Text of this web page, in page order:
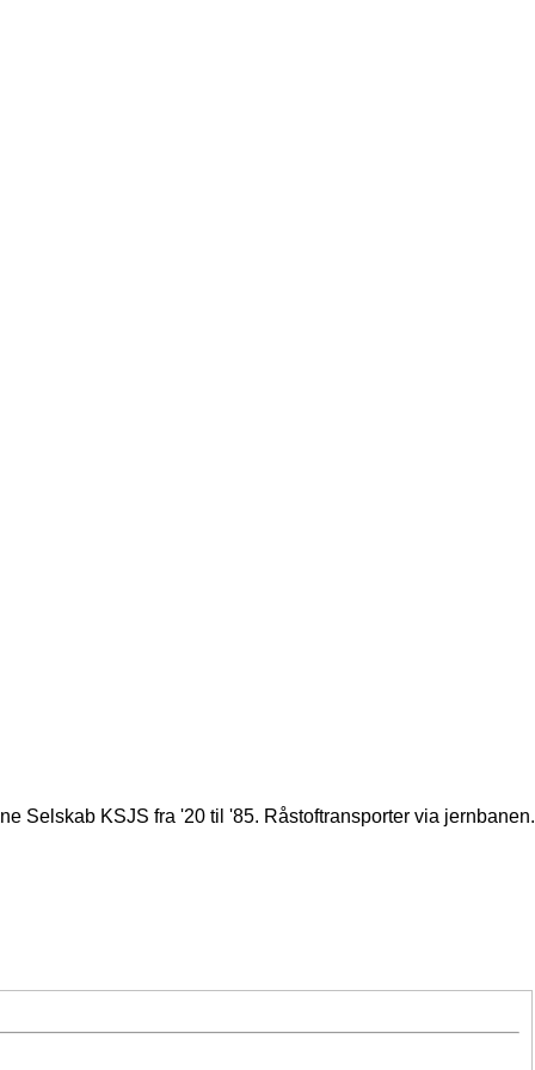
Selskab KSJS fra '20 til '85. Råstoftransporter via jernbanen.